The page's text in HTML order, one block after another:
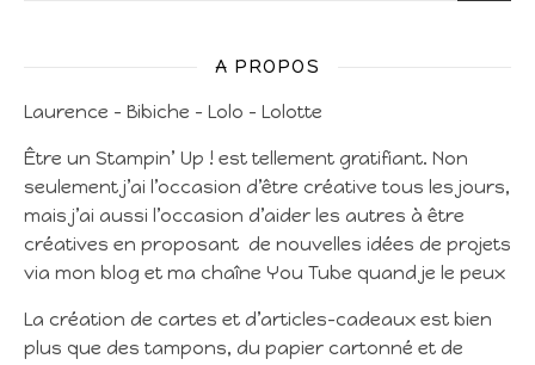
A PROPOS
Laurence – Bibiche – Lolo – Lolotte
Être un Stampin’ Up ! est tellement gratifiant. Non
seulement j’ai l’occasion d’être créative tous les jours,
mais j’ai aussi l’occasion d’aider les autres à être
créatives en proposant de nouvelles idées de projets
via mon blog et ma chaîne You Tube quand je le peux
La création de cartes et d’articles-cadeaux est bien
plus que des tampons, du papier cartonné et de